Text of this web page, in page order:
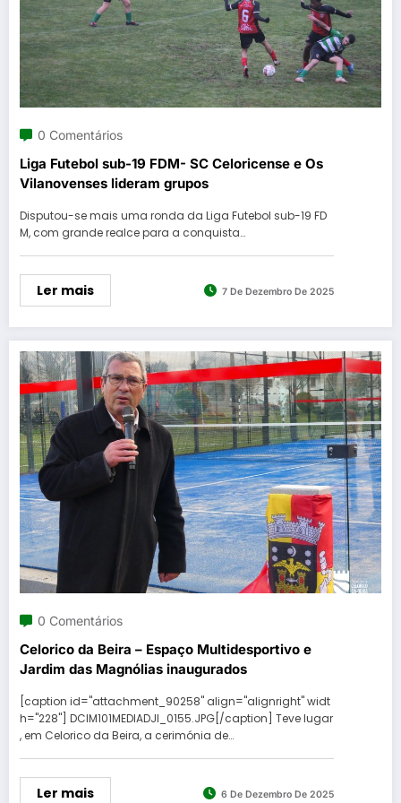
0 Comentários
Liga Futebol sub-19 FDM- SC Celoricense e Os
Vilanovenses lideram grupos
Disputou-se mais uma ronda da Liga Futebol sub-19 FD
M, com grande realce para a conquista…
Ler mais 7 De Dezembro De 2025
0 Comentários
Celorico da Beira – Espaço Multidesportivo e
Jardim das Magnólias inaugurados
[caption id="attachment_90258" align="alignright" widt
h="228"] DCIM101MEDIADJI_0155.JPG[/caption] Teve lugar
, em Celorico da Beira, a cerimónia de…
Ler mais 6 De Dezembro De 2025